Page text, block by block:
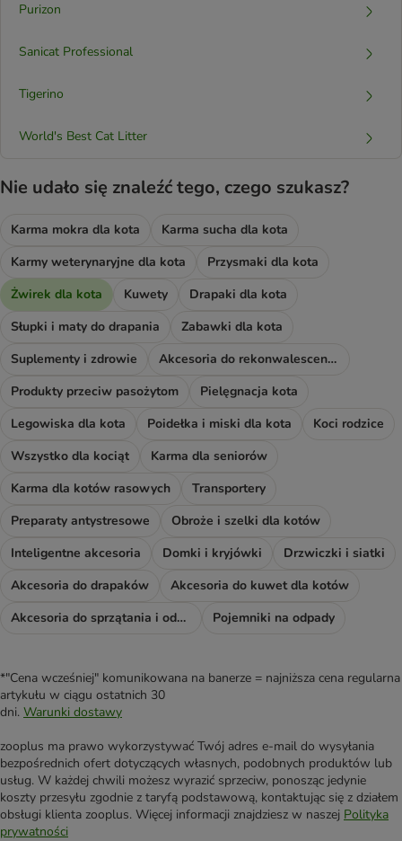
Purizon
Sanicat Professional
Tigerino
World's Best Cat Litter
Nie udało się znaleźć tego, czego szukasz?
Karma mokra dla kota
Karma sucha dla kota
Karmy weterynaryjne dla kota
Przysmaki dla kota
Żwirek dla kota
Kuwety
Drapaki dla kota
Słupki i maty do drapania
Zabawki dla kota
Suplementy i zdrowie
Akcesoria do rekonwalescencji
Produkty przeciw pasożytom
Pielęgnacja kota
Legowiska dla kota
Poidełka i miski dla kota
Koci rodzice
Wszystko dla kociąt
Karma dla seniorów
Karma dla kotów rasowych
Transportery
Preparaty antystresowe
Obroże i szelki dla kotów
Inteligentne akcesoria
Domki i kryjówki
Drzwiczki i siatki
Akcesoria do drapaków
Akcesoria do kuwet dla kotów
Akcesoria do sprzątania i odświeżacze
Pojemniki na odpady
*"Cena wcześniej" komunikowana na banerze = najniższa cena regularna
artykułu w ciągu ostatnich 30
dni. Warunki dostawy
zooplus ma prawo wykorzystywać Twój adres e-mail do wysyłania
bezpośrednich ofert dotyczących własnych, podobnych produktów lub
usług. W każdej chwili możesz wyrazić sprzeciw, ponosząc jedynie
koszty przesyłu zgodnie z taryfą podstawową, kontaktując się z działem
obsługi klienta zooplus. Więcej informacji znajdziesz w naszej Polityka
prywatności